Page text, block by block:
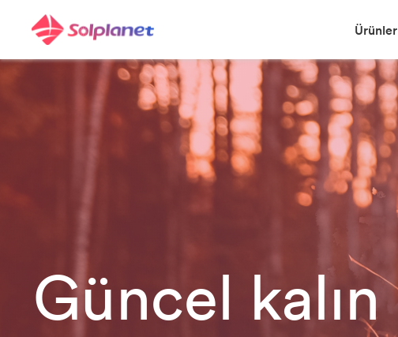
Ürünler
Güncel kalın